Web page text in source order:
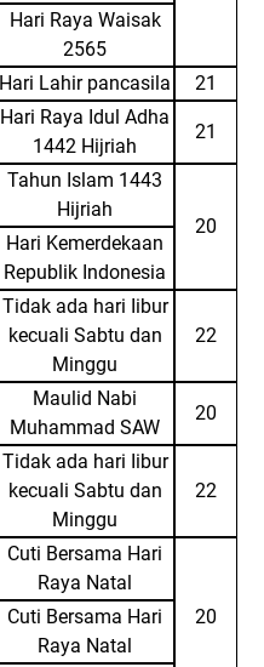
Hari Raya Waisak
2565
Hari Lahir pancasila 21
Hari Raya Idul Adha
1442 Hijriah
21
Tahun Islam 1443
Hijriah
20
Hari Kemerdekaan
Republik Indonesia
Tidak ada hari Iibur
kecuali Sabtu dan
Minggu
22
Maulid Nabi
Muhammad SAW
20
Tidak ada hari Iibur
kecuali Sabtu dan
Minggu
22
Cuti Bersama Hari
Raya Natal
20
Cuti Bersama Hari
Raya Natal